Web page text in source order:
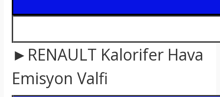
►RENAULT Kalorifer Hava
Emisyon Valfi